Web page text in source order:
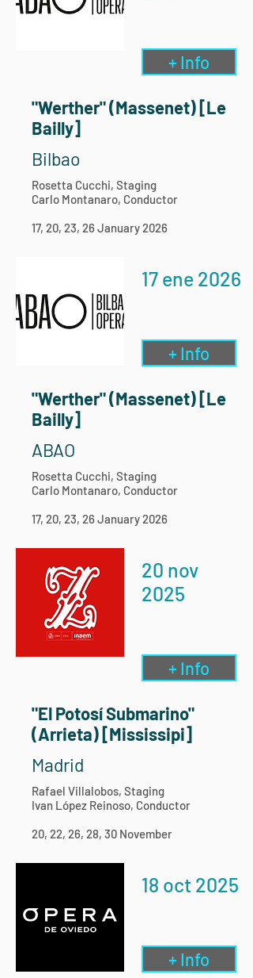
+ Info
"Werther" (Massenet) [Le
Bailly]
Bilbao
Rosetta Cucchi, Staging
Carlo Montanaro, Conductor
17, 20, 23, 26 January 2026
17 ene 2026
+ Info
"Werther" (Massenet) [Le
Bailly]
ABAO
Rosetta Cucchi, Staging
Carlo Montanaro, Conductor
17, 20, 23, 26 January 2026
20 nov
2025
+ Info
"El Potosí Submarino"
(Arrieta) [Mississipi]
Madrid
Rafael Villalobos, Staging
Ivan López Reinoso, Conductor
20, 22, 26, 28, 30 November
18 oct 2025
+ Info